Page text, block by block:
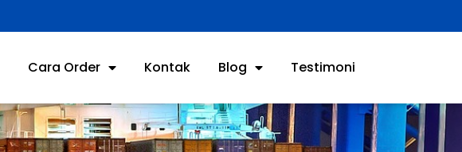
Cara Order Kontak Blog Testimoni